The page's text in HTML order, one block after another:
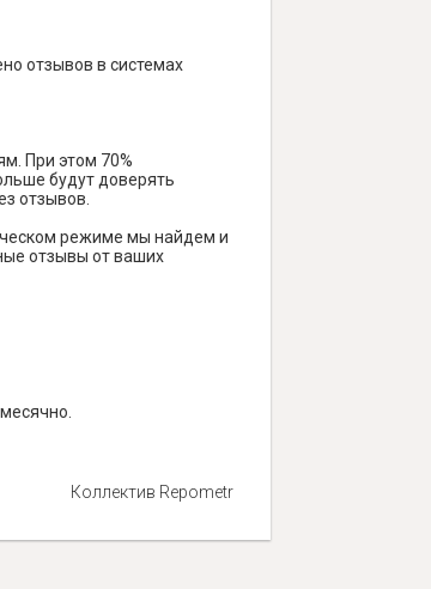
отзывов в системах
При этом 70%
будут доверять
отзывов.
режиме мы найдем и
отзывы от ваших
Коллектив Repometr